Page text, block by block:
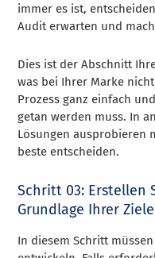
immer es ist,
Audit erwarten und
Dies ist der Abschnitt
was bei Ihrer Marke
Prozess ganz einfach
getan werden muss. In
Lösungen ausprobieren
beste entscheiden.
Schritt 03: Erstellen
Grundlage Ihrer
In diesem Schritt